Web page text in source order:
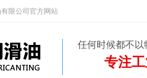
限公司官方网站
任何时候都不
专注